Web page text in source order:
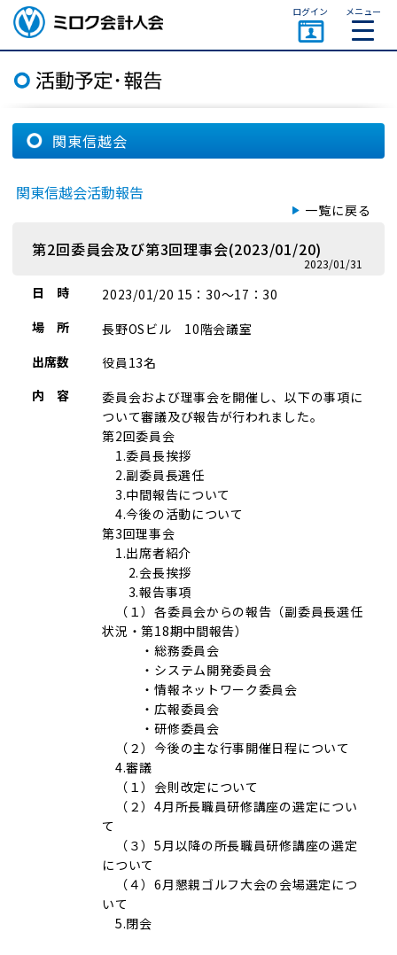
ミロク会計人会 MIROKU
ACCOUNTING PERSON
ASSOCIATION
ログイン メニュー
関東信越会
関東信越会活動報告
一覧に戻る
第2回委員会及び第3回理事会(2023/01/20)
2023/01/31
日 時
2023/01/20 15：30～17：30
場 所
長野OSビル 10階会議室
出席数
役員13名
内 容
委員会および理事会を開催し、以下の事項に
ついて審議及び報告が行われました。
第2回委員会
1.委員長挨拶
2.副委員長選任
3.中間報告について
4.今後の活動について
第3回理事会
1.出席者紹介
2.会長挨拶
3.報告事項
（１）各委員会からの報告（副委員長選任
状況・第18期中間報告）
・総務委員会
・システム開発委員会
・情報ネットワーク委員会
・広報委員会
・研修委員会
（２）今後の主な行事開催日程について
4.審議
（１）会則改定について
（２）4月所長職員研修講座の選定につい
て
（３）5月以降の所長職員研修講座の選定
について
（４）6月懇親ゴルフ大会の会場選定につ
いて
5.閉会